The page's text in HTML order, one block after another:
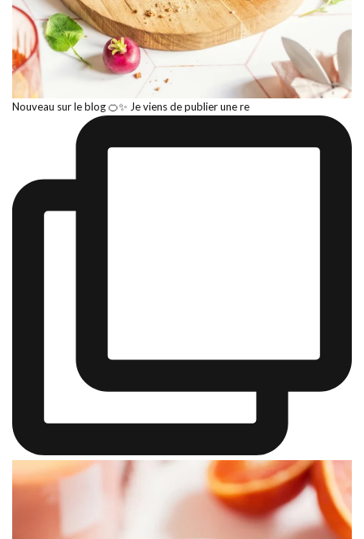
Nouveau sur le blog 🍊✨ Je viens de publier une re